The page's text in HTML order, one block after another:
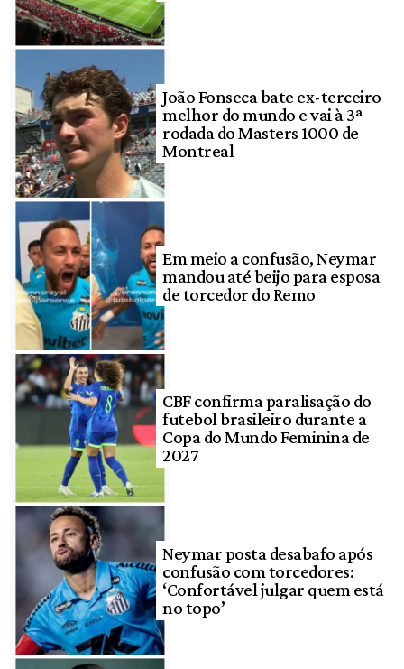
João Fonseca bate ex-terceiro
melhor do mundo e vai à 3ª
rodada do Masters 1000 de
Montreal
Em meio a confusão, Neymar
mandou até beijo para esposa
de torcedor do Remo
CBF confirma paralisação do
futebol brasileiro durante a
Copa do Mundo Feminina de
2027
Neymar posta desabafo após
confusão com torcedores:
‘Confortável julgar quem está
no topo’